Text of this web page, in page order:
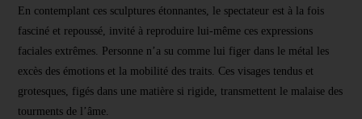
En contemplant ces sculptures étonnantes, le spectateur est à la fois
fasciné et repoussé, invité à reproduire lui-même ces expressions
faciales extrêmes. Personne n’a su comme lui figer dans le métal les
excès des émotions et la mobilité des traits. Ces visages tendus et
grotesques, figés dans une matière si rigide, transmettent le malaise des
tourments de l’âme.